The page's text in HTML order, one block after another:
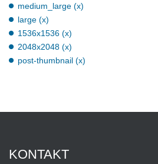
medium_large (x)
large (x)
1536x1536 (x)
2048x2048 (x)
post-thumbnail (x)
KONTAKT